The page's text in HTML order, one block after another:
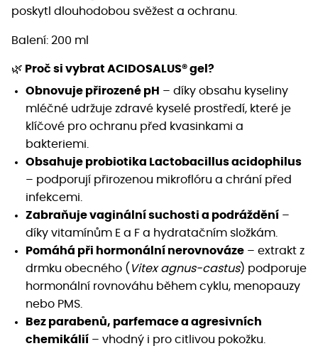
poskytl dlouhodobou svěžest a ochranu.
Balení: 200 ml
🌿 Proč si vybrat ACIDOSALUS® gel?
Obnovuje přirozené pH – díky obsahu kyseliny
mléčné udržuje zdravé kyselé prostředí, které je
klíčové pro ochranu před kvasinkami a
bakteriemi.
Obsahuje probiotika Lactobacillus acidophilus
– podporují přirozenou mikroflóru a chrání před
infekcemi.
Zabraňuje vaginální suchosti a podráždění –
díky vitamínům E a F a hydratačním složkám.
Pomáhá při hormonální nerovnováze – extrakt z
drmku obecného ( Vitex agnus-castus) podporuje
hormonální rovnováhu během cyklu, menopauzy
nebo PMS.
Bez parabenů, parfemace a agresivních
chemikálií – vhodný i pro citlivou pokožku.